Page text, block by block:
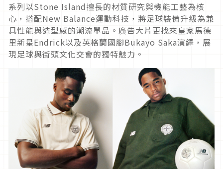
系列以Stone Island擅長的材質研究與機能工藝為核
心，搭配New Balance運動科技，將足球裝備升級為兼
具性能與造型感的潮流單品。廣告大片更找來皇家馬德
里新星Endrick以及英格蘭國腳Bukayo Saka演繹，展
現足球與街頭文化交會的獨特魅力。